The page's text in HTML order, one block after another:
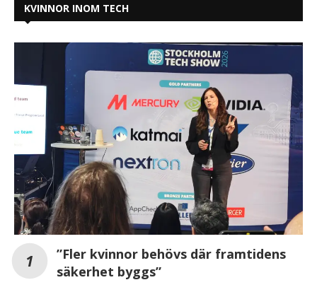
KVINNOR INOM TECH
”Fler kvinnor behövs där framtidens
säkerhet byggs”